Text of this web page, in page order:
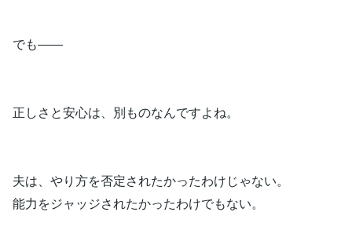
でも――
正しさと安心は、別ものなんですよね。
夫は、やり方を否定されたかったわけじゃない。
能力をジャッジされたかったわけでもない。